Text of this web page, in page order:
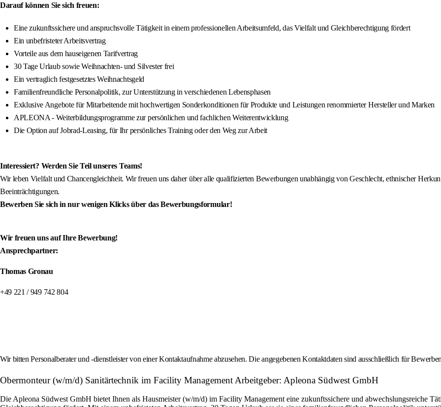
Darauf können Sie sich freuen:
Eine zukunftssichere und anspruchsvolle Tätigkeit in einem professionellen Arbeitsumfeld, das Vielfalt und Gleichberechtigung fördert
Ein unbefristeter Arbeitsvertrag
Vorteile aus dem hauseigenen Tarifvertrag
30 Tage Urlaub sowie Weihnachten- und Silvester frei
Ein vertraglich festgesetztes Weihnachtsgeld
Familienfreundliche Personalpolitik, zur Unterstützung in verschiedenen Lebensphasen
Exklusive Angebote für Mitarbeitende mit hochwertigen Sonderkonditionen für Produkte und Leistungen renommierter Hersteller und Marken
APLEONA - Weiterbildungsprogramme zur persönlichen und fachlichen Weiterentwicklung
Die Option auf Jobrad-Leasing, für Ihr persönliches Training oder den Weg zur Arbeit
Interessiert? Werden Sie Teil unseres Teams!
Wir leben Vielfalt und Chancengleichheit. Wir freuen uns daher über alle qualifizierten Bewerbungen unabhängig von Geschlecht, ethnischer
Beeinträchtigungen.
Bewerben Sie sich in nur wenigen Klicks über das Bewerbungsformular!
Wir freuen uns auf Ihre Bewerbung!
Ansprechpartner:
Thomas Gronau
+49 221 / 949 742 804
Wir bitten Personalberater und -dienstleister von einer Kontaktaufnahme abzusehen. Die angegebenen Kontaktdaten sind ausschließlich für
Obermonteur (w/m/d) Sanitärtechnik im Facility Management Arbeitgeber: Apleona Südwest GmbH
Die Apleona Südwest GmbH bietet Ihnen als Hausmeister (w/m/d) im Facility Management eine zukunftssichere und abwechslungsreiche